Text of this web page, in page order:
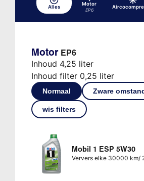
Alles
Motor
EP6
Motor EP6
Inhoud 4,25 liter
Inhoud filter 0,25 liter
Normaal Zware
wis filters
Mobil 1 ESP 5W30
Ververs elke 30000 km/